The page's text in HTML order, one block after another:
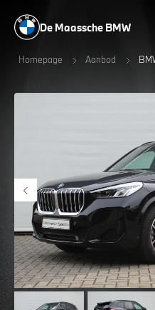
De Maassche BMW
Homepage Aanbod